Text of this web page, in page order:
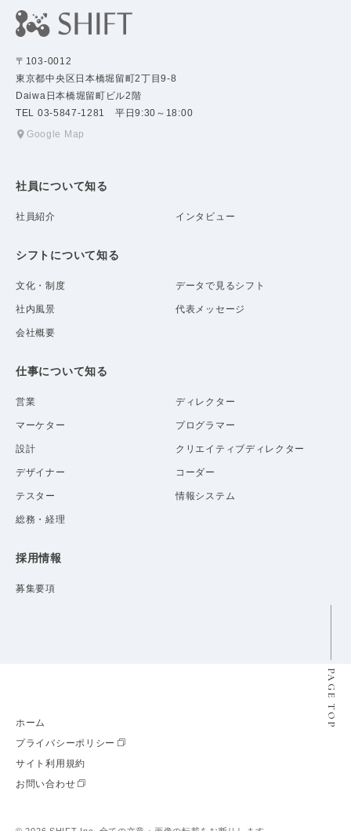
〒103-0012
東京都中央区日本橋堀留町2丁目9-8
Daiwa日本橋堀留町ビル2階
TEL 03-5847-1281 平日9:30～18:00
Google Map
社員について知る
社員紹介 インタビュー
シフトについて知る
文化・制度 データで見るシフト
社内風景 代表メッセージ
会社概要
仕事について知る
営業 ディレクター
マーケター プログラマー
設計 クリエイティブディレクター
デザイナー コーダー
テスター 情報システム
総務・経理
採用情報
募集要項
ホーム
プライバシーポリシー
サイト利用規約
お問い合わせ
PAGE TOP